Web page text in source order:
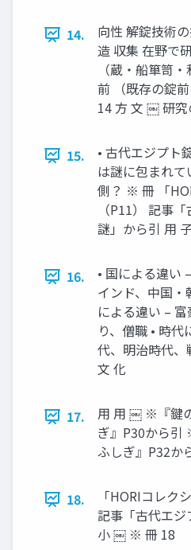
14.
向性 解錠技術
造 収集 在野で
（蔵・船箪笥
前 （既存の錠
14 方 文 ￼ 研究
15.
• 古代エジプト
は謎に包まれ
側？ ※ 冊 「
（P11） 記事
謎」から引 用
16.
• 国による違い
インド、中国・
による違い –
り、僧職 • 時
代、明治時代
文 化
17.
用 用 ￼ ※『鍵
ぎ』P30から引
ふしぎ』P32か
18.
「HORIコレク
記事「古代エジ
小 ￼ ※ 冊 18